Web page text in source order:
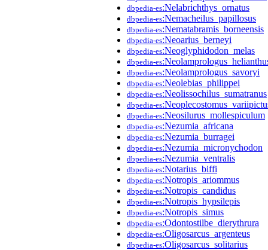
dbpedia-es:Nelabrichthys_ornatus
dbpedia-es:Nemacheilus_papillosus
dbpedia-es:Nematabramis_borneensis
dbpedia-es:Neoarius_berneyi
dbpedia-es:Neoglyphidodon_melas
dbpedia-es
dbpedia-es:Neolamprologus_savoryi
dbpedia-es:Neolebias_philippei
dbpedia-es:Neolissochilus_sumatranus
dbpedia-es
dbpedia-es:Neosilurus_mollespiculum
dbpedia-es:Nezumia_africana
dbpedia-es:Nezumia_burragei
dbpedia-es:Nezumia_micronychodon
dbpedia-es:Nezumia_ventralis
dbpedia-es:Notarius_biffi
dbpedia-es:Notropis_ariommus
dbpedia-es:Notropis_candidus
dbpedia-es:Notropis_hypsilepis
dbpedia-es:Notropis_simus
dbpedia-es:Odontostilbe_dierythrura
dbpedia-es:Oligosarcus_argenteus
dbpedia-es:Oligosarcus_solitarius